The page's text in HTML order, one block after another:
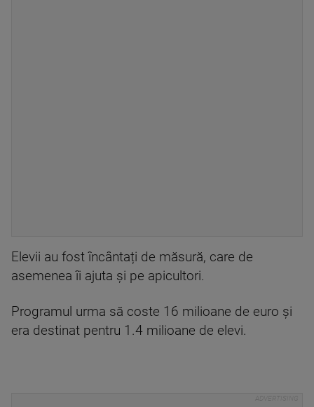
Elevii au fost încântați de măsură, care de
asemenea îi ajuta și pe apicultori.
Programul urma să coste 16 milioane de euro și
era destinat pentru 1.4 milioane de elevi.